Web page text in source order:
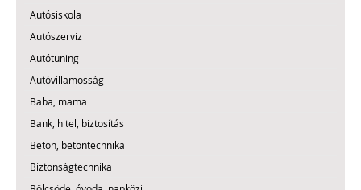
Autósiskola
Autószerviz
Autótuning
Autóvillamosság
Baba, mama
Bank, hitel, biztosítás
Beton, betontechnika
Biztonságtechnika